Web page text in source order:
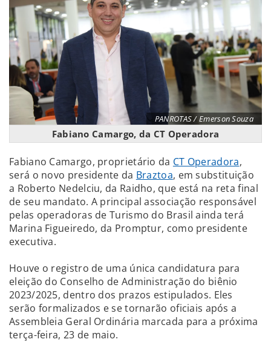
PANROTAS / Emerson Souza
Fabiano Camargo, da CT Operadora
Fabiano Camargo, proprietário da CT Operadora,
será o novo presidente da Braztoa, em substituição
a Roberto Nedelciu, da Raidho, que está na reta final
de seu mandato. A principal associação responsável
pelas operadoras de Turismo do Brasil ainda terá
Marina Figueiredo, da Promptur, como presidente
executiva.
Houve o registro de uma única candidatura para
eleição do Conselho de Administração do biênio
2023/2025, dentro dos prazos estipulados. Eles
serão formalizados e se tornarão oficiais após a
Assembleia Geral Ordinária marcada para a próxima
terça-feira, 23 de maio.